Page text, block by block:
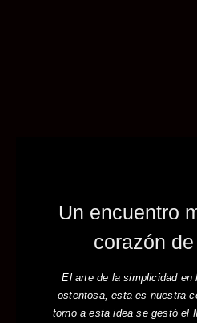
Un encuentro
corazón
El arte de la simplicidad en
ostentosa, esta es nuestra
torno a esta idea se gestó el